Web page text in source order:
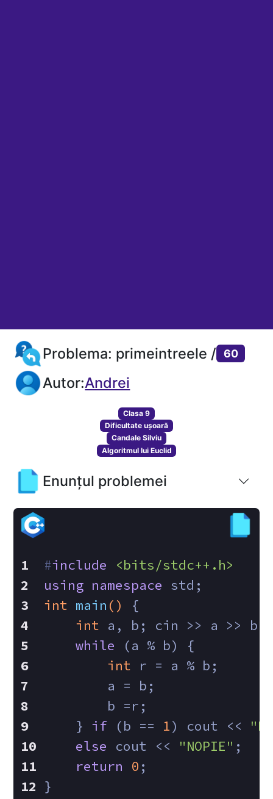
Problema: primeintreele / 60
Autor:Andrei
Clasa 9
Dificultate ușoară
Candale Silviu
Algoritmul lui Euclid
Enunțul problemei
#include
<bits/stdc++.h>
using namespace std;
int main ()
{
int a, b; cin >> a >> b;
while (a % b) {
int r = a % b;
        a = b;
        b =r;
    }
if (b == 1) cout <<
else cout << "NOPIE" ;
return
0 ;
}